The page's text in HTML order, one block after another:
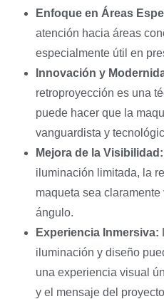
Enfoque en Áreas
atención hacia áreas
especialmente útil en
Innovación y
retroproyección es una
puede hacer que la
vanguardista y
Mejora de la Visibilidad:
iluminación limitada, la
maqueta sea
ángulo.
Experiencia Inmersiva:
iluminación y diseño
una experiencia visual
y el mensaje del